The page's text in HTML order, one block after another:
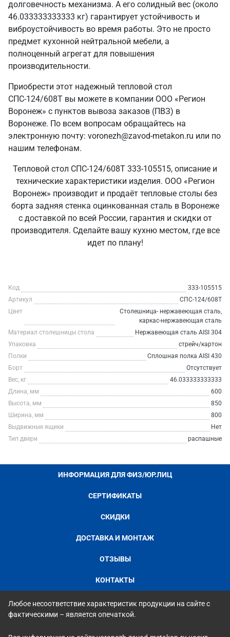
долговечность механизма. А его солидный вес (около
46.033333333333 кг) гарантирует устойчивость и
виброустойчивость во время работы. Это не просто
предмет кухонной нейтральной мебели, а
полноценный агрегат для повышения
производительности.
Приобрести этот надежный тепловой стол
СПС-124/608Т вы можете в компании ООО «Регион
Воронеж» с пунктов вывоза заказов (ПВЗ) в
Воронеже. По всем вопросам обращайтесь на
электронную почту: voronezh@zavod-metakon.ru или по
нашим телефонам.
Тепловой стол СПС-124/608Т 333-105515, описание и
технические характеристики изделия. ООО «Регион
Воронеж» производит и продаёт тепловые столы без
борта задняя стенка оцинкованная сталь в Воронеже
с доставкой по всей России, гарантия и скидки от
производителя. Сделайте вашу кухню местом, где все
идет по плану!
Код
333-105515
Артикул
СПС-124/608Т
Цвет
Столешница- нержавеющая сталь,
каркас-нержавеющая сталь
Материал столешницы стола
Нержавеющая сталь AISI 304
Упаковка
стрейч/картон
Полки
Сплошная полка AISI 430
Борт
Отсутствует
Вес, кг
46.033333333333
Длина, мм
600
Высота, мм
850
Ширина, мм
800
Выдвижные ящики
Нет
Тип двери
распашные
ИНФОРМАЦИЯ ДЛЯ ФИЗ/ЮР.ЛИЦ
СЕРТИФИКАТЫ
СКИДКИ
ДОСТАВКА И МОНТАЖ
ОТЗЫВЫ
КОНТАКТЫ
Любое несоответствие характеристик продукции на сайте с
фактическими – является опечаткой.